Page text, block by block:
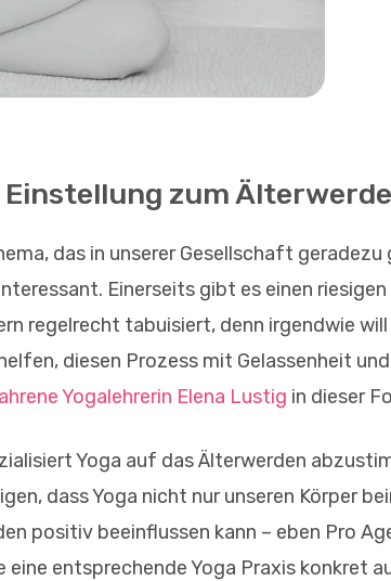
Einstellung zum
das in unserer Gesellschaft
Einerseits gibt es einen
regelrecht tabuisiert, denn irgendwie
diesen Prozess mit Gelassenheit
Yogalehrerin Elena Lustig in dieser
Yoga auf das Älterwerden
dass Yoga nicht nur unseren Körper
positiv beeinflussen kann – eben Pro
entsprechende Yoga Praxis konkret